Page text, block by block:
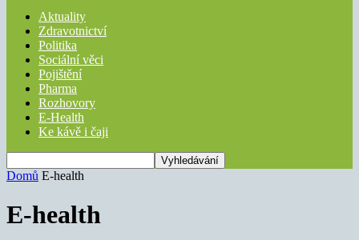
Aktuality
Zdravotnictví
Politika
Sociální věci
Pojištění
Pharma
Rozhovory
E-Health
Ke kávě i čaji
Domů E-health
E-health